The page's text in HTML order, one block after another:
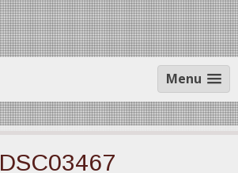
Menu
DSC03467